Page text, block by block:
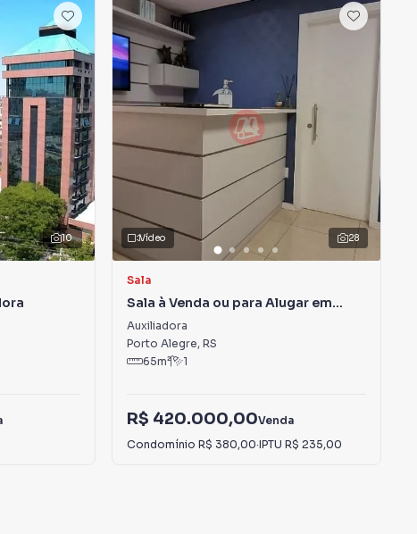
10 28
Vídeo
Sala
Sala à Venda ou para Alugar em
Auxiliadora
Auxiliadora
Porto Alegre, RS
65m² 1
R$ 420.000,00Venda
Condomínio R$ 380,00·IPTU R$ 235,00